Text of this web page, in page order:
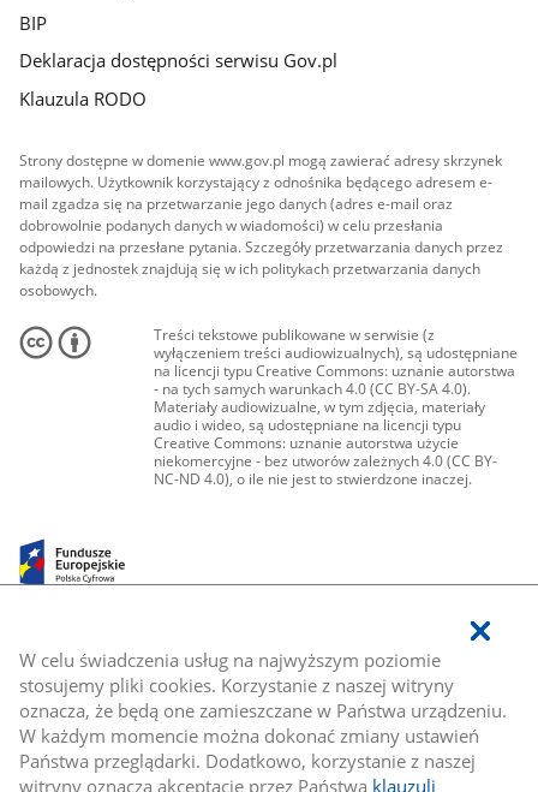
W celu świadczenia usług na najwyższym poziomie
stosujemy pliki cookies. Korzystanie z naszej witryny
oznacza, że będą one zamieszczane w Państwa urządzeniu.
W każdym momencie można dokonać zmiany ustawień
Państwa przeglądarki. Dodatkowo, korzystanie z naszej
witryny oznacza akceptację przez Państwa klauzuli
BIP
Deklaracja dostępności serwisu Gov.pl
Klauzula RODO
Strony dostępne w domenie www.gov.pl mogą zawierać adresy skrzynek
mailowych. Użytkownik korzystający z odnośnika będącego adresem e-
mail zgadza się na przetwarzanie jego danych (adres e-mail oraz
dobrowolnie podanych danych w wiadomości) w celu przesłania
odpowiedzi na przesłane pytania. Szczegóły przetwarzania danych przez
każdą z jednostek znajdują się w ich politykach przetwarzania danych
osobowych.
Treści tekstowe publikowane w serwisie (z
wyłączeniem treści audiowizualnych), są udostępniane
na licencji typu Creative Commons: uznanie autorstwa
- na tych samych warunkach 4.0 (CC BY-SA 4.0).
Materiały audiowizualne, w tym zdjęcia, materiały
audio i wideo, są udostępniane na licencji typu
Creative Commons: uznanie autorstwa użycie
niekomercyjne - bez utworów zależnych 4.0 (CC BY-
NC-ND 4.0), o ile nie jest to stwierdzone inaczej.